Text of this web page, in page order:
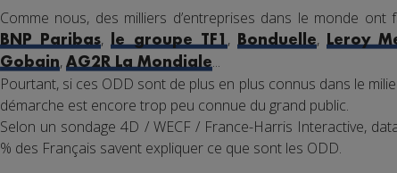
Comme nous, des milliers d’entreprises dans le monde
BNP Paribas, le groupe TF1 , Bonduelle, Leroy
Gobain, AG2R La Mondiale...
Pourtant, si ces ODD sont de plus en plus connus dans le
démarche est encore trop peu connue du grand public.
Selon un sondage 4D / WECF / France-Harris Interactive,
% des Français savent expliquer ce que sont les ODD.